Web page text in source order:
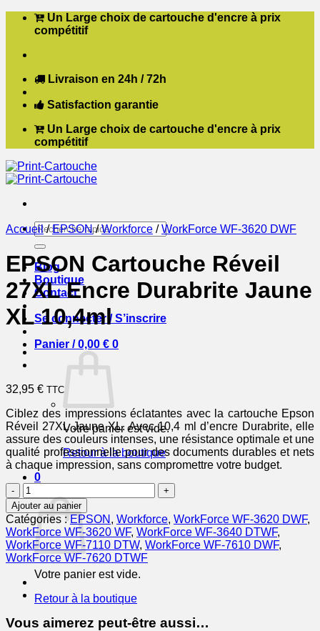
Passer Un Large choix de cartouche d'encre à prix
compétitif
Livraison en 24h / 72h
Satisfaction garantie
Un Large choix de cartouche d'encre à prix
compétitif
Recherche
pour :
Blog
Boutique
Contact
Se connecter / S’inscrire
Panier /0,00 € 0
Votre panier est vide.
Retour à la boutique
0
Votre panier est vide.
Retour à la boutique
Accueil / EPSON / Workforce / WorkForce WF-3620 DWF
EPSON Cartouche Réveil
27XL Encre Durabrite Jaune
XL 10,4ml
32,95 € TTC
Ciblez des impressions éclatantes avec la cartouche Epson
Réveil 27XL Jaune XL. Avec 10,4 ml d’encre Durabrite, elle
assure des couleurs intenses, une résistance optimale et une
qualité professionnelle pour des documents durables et nets
à chaque impression, sans compromettre votre budget.
quantité
de
EPSON
Cartouche
Réveil
27XL
Encre
Durabrite
Jaune
XL
10,4ml
Ajouter au panier
Catégories :EPSON , Workforce, WorkForce WF-3620 DWF,
WorkForce WF-3620 WF, WorkForce WF-3640 DTWF,
WorkForce WF-7110 DTW, WorkForce WF-7610 DWF,
WorkForce WF-7620 DTWF
Vous aimerez peut-être aussi…